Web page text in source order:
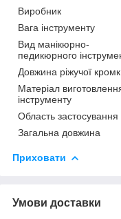
Виробник
Вага інструменту
Вид манікюрно-
педикюрного
Довжина ріжучої
Матеріал
інструменту
Область застосування
Загальна довжина
Приховати
Умови доставки